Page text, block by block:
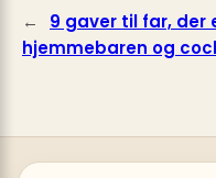
←
9 gaver til far, der
hjemmebaren og